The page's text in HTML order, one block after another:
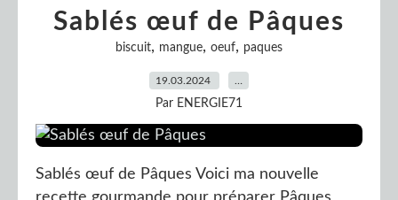
Sablés œuf de Pâques
biscuit, mangue, oeuf, paques
19.03.2024
Par ENERGIE71
Sablés œuf de Pâques Voici ma nouvelle